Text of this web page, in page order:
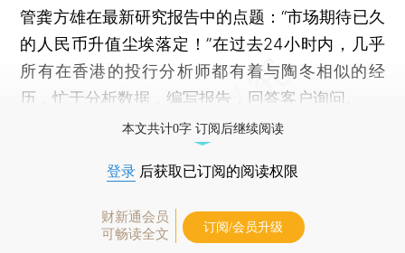
管龚方雄在最新研究报告中的点题：“市场期待已久
的人民币升值尘埃落定！”在过去24小时内，几乎
所有在香港的投行分析师都有着与陶冬相似的经
历，忙于分析数据，编写报告，回答客户询问。
本文共计0字 订阅后继续阅读
登录 后获取已订阅的阅读权限
财新通会员
可畅读全文
订阅/会员升级